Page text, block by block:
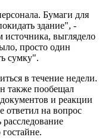
Бумаги для
здание", -
источника, выглядело
просто один
сумку".
в течение недели.
также пообещал
и реакции
ответил на вопрос
расследование